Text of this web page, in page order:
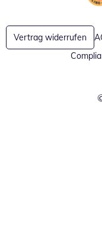
Vertrag widerrufen